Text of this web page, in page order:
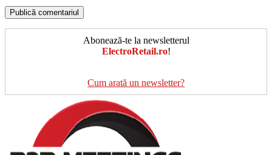
Abonează-te la newsletterul
ElectroRetail.ro!
Cum arată un newsletter?